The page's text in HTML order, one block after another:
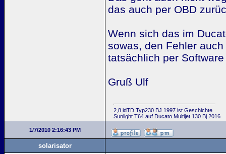
das auch per OBD
Wenn sich das im
sowas, den Fehler
tatsächlich per
Gruß Ulf
2,8 idTD Typ230 BJ 1997 ist Geschichte
Sunlight T64 auf Ducato Multijet 130 Bj 2016
1/7/2010 2:16:43 PM
solarisator